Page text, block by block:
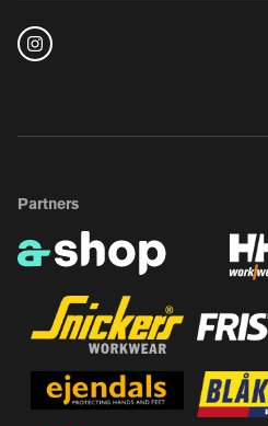
Partners